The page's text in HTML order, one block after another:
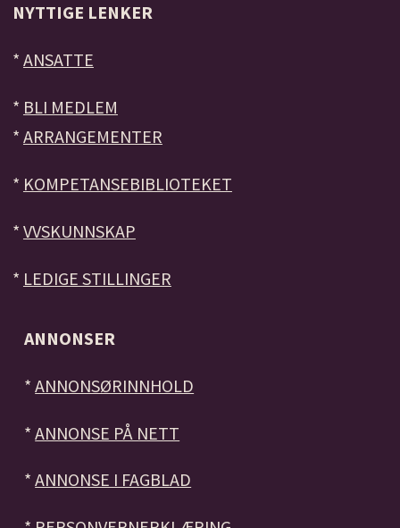
NYTTIGE LENKER
* ANSATTE
* BLI MEDLEM
* ARRANGEMENTER
* KOMPETANSEBIBLIOTEKET
* VVSKUNNSKAP
* LEDIGE STILLINGER
ANNONSER
*ANNONSØRINNHOLD
*ANNONSE PÅ NETT
*ANNONSE I FAGBLAD